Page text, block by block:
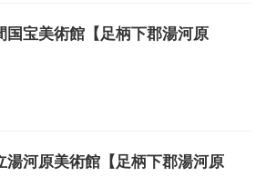
国宝美術館【足柄下郡湯河原
湯河原美術館【足柄下郡湯河原